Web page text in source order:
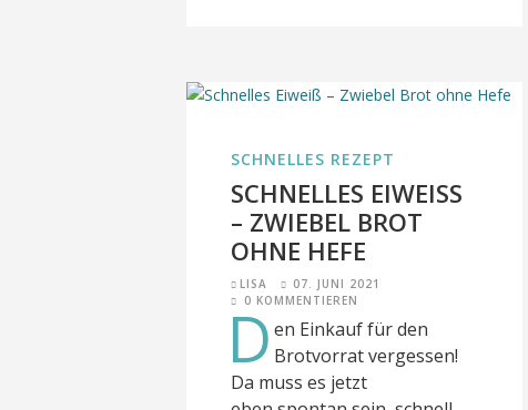
SCHNELLES REZEPT
SCHNELLES EIWEISS –
ZWIEBEL BROT O
HNE HEFE
LISA
07. JUNI 2021
0 KOMMENTIEREN
D en Einkauf für den
Brotvorrat vergessen!
Da muss es jetzt